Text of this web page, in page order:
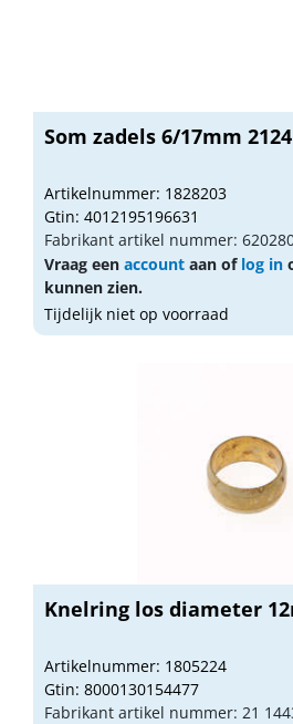
Som zadels 6/17mm
Artikelnummer: 1828203
Gtin: 4012195196631
Fabrikant artikel nummer:
Vraag een account aan of log in
kunnen zien.
Tijdelijk niet op voorraad
Knelring los diameter
Artikelnummer: 1805224
Gtin: 8000130154477
Fabrikant artikel nummer: 21